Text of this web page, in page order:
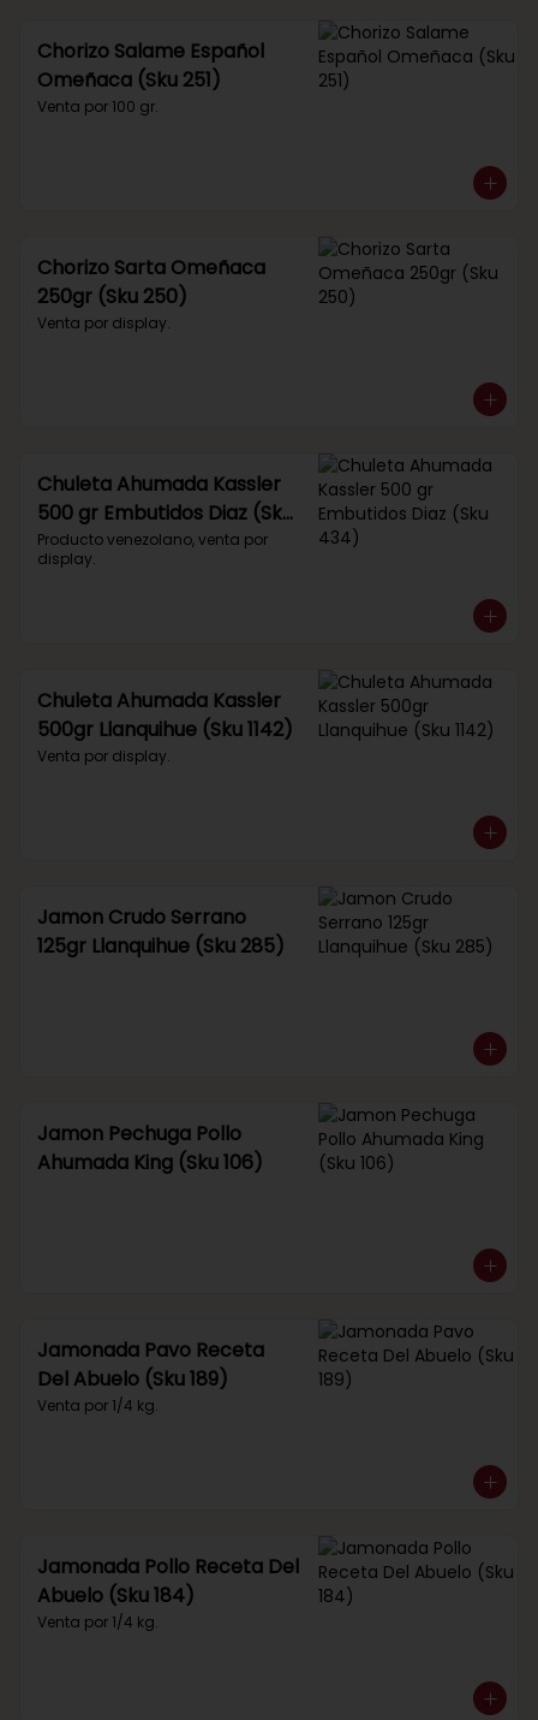
Chorizo Salame Español
Omeñaca (Sku 251)
Venta por 100 gr.
Chorizo Sarta Omeñaca
250gr (Sku 250)
Venta por display.
Chuleta Ahumada Kassler
500 gr Embutidos Diaz (Sku
434)
Producto venezolano, venta por
display.
Chuleta Ahumada Kassler
500gr Llanquihue (Sku 1142)
Venta por display.
Jamon Crudo Serrano
125gr Llanquihue (Sku 285)
Jamon Pechuga Pollo
Ahumada King (Sku 106)
Jamonada Pavo Receta
Del Abuelo (Sku 189)
Venta por 1/4 kg.
Jamonada Pollo Receta Del
Abuelo (Sku 184)
Venta por 1/4 kg.